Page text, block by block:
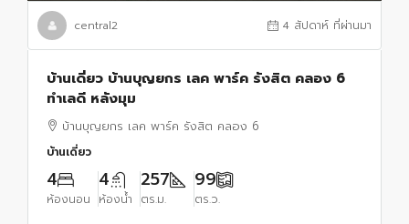
central2 4 สัปดาห์ ที่ผ่านมา
บ้านเดี่ยว บ้านบุญยกร เลค พาร์ค รังสิต คลอง 6
ทำเลดี หลังมุม
บ้านบุญยกร เลค พาร์ค รังสิต คลอง 6
บ้านเดี่ยว
4
ห้องนอน
4
ห้องน้ำ
257
ตร.ม.
99
ตร.ว.